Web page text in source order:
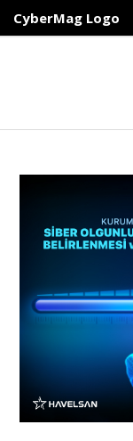
CyberMag Logo